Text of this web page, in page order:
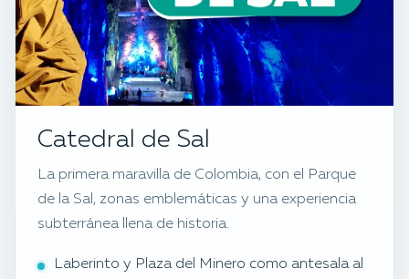
Catedral de Sal
La primera maravilla de Colombia, con el Parque
de la Sal, zonas emblemáticas y una experiencia
subterránea llena de historia.
Laberinto y Plaza del Minero como antesala al